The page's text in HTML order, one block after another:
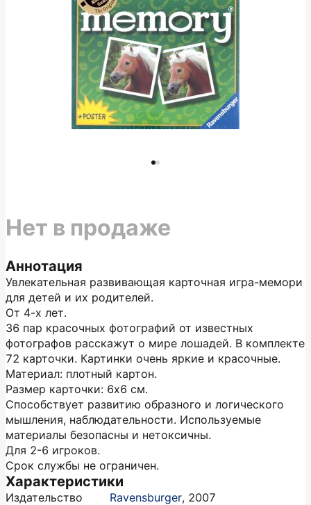
Аннотация
Увлекательная развивающая карточная игра-мемори
для детей и их родителей.
От 4-х лет.
36 пар красочных фотографий от известных
фотографов расскажут о мире лошадей. В комплекте
72 карточки. Картинки очень яркие и красочные.
Материал: плотный картон.
Размер карточки: 6х6 см.
Способствует развитию образного и логического
мышления, наблюдательности. Используемые
материалы безопасны и нетоксичны.
Для 2-6 игроков.
Срок службы не ограничен.
Характеристики
Издательство Ravensburger, 2007
Нет в продаже